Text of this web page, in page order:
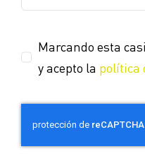
Marcando esta
y acepto la política